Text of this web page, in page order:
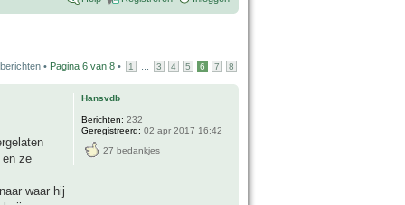
• Pagina 6 van 8 • 1 3 4 5 6 7 8
en ze
waar hij
Hansvdb
Berichten: 232
Geregistreerd: 02 apr 2017 16:42
27 bedankjes